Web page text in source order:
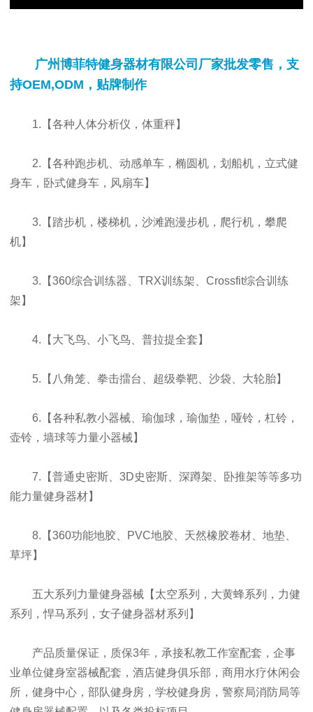
广州博菲特健身器材有限公司厂家批发零售，支
持OEM,ODM，贴牌制作
1.【各种人体分析仪，体重秤】
2.【各种跑步机、动感单车，椭圆机，划船机，立式健
身车，卧式健身车，风扇车】
3.【踏步机，楼梯机，沙滩跑漫步机，爬行机，攀爬
机】
3.【360综合训练器、TRX训练架、Crossfit综合训练
架】
4.【大飞鸟、小飞鸟、普拉提全套】
5.【八角笼、拳击擂台、超级拳靶、沙袋、大轮胎】
6.【各种私教小器械、瑜伽球，瑜伽垫，哑铃，杠铃，
壶铃，墙球等力量小器械】
7.【普通史密斯、3D史密斯、深蹲架、卧推架等等多功
能力量健身器材】
8.【360功能地胶、PVC地胶、天然橡胶卷材、地垫、
草坪】
五大系列力量健身器械【太空系列，大黄蜂系列，力健
系列，悍马系列，女子健身器材系列】
产品质量保证，质保3年，承接私教工作室配套，企事
业单位健身室器械配套，酒店健身俱乐部，商用水疗休闲会
所，健身中心，部队健身房，学校健身房，警察局消防局等